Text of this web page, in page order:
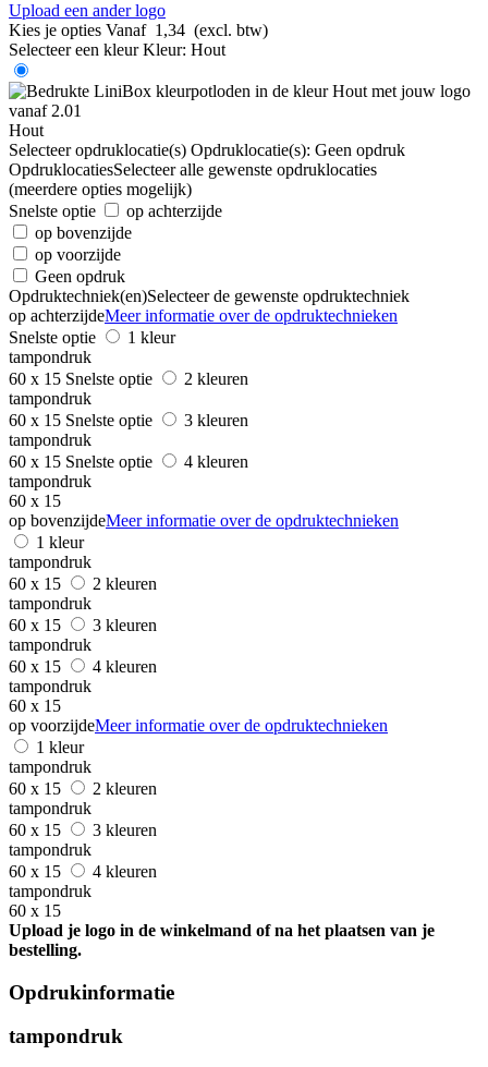
Upload een ander logo
Kies je opties Vanaf 1,34 (excl. btw)
Selecteer een kleur Kleur: Hout
Hout
Selecteer opdruklocatie(s) Opdruklocatie(s): Geen opdruk
OpdruklocatiesSelecteer alle gewenste opdruklocaties
(meerdere opties mogelijk)
Snelste optie
op achterzijde
op bovenzijde
op voorzijde
Geen opdruk
Opdruktechniek(en)Selecteer de gewenste opdruktechniek
op achterzijdeMeer informatie over de opdruktechnieken
Snelste optie
1 kleur
tampondruk
60 x 15 Snelste optie
2 kleuren
tampondruk
60 x 15 Snelste optie
3 kleuren
tampondruk
60 x 15 Snelste optie
4 kleuren
tampondruk
60 x 15
op bovenzijdeMeer informatie over de opdruktechnieken
1 kleur
tampondruk
60 x 15
2 kleuren
tampondruk
60 x 15
3 kleuren
tampondruk
60 x 15
4 kleuren
tampondruk
60 x 15
op voorzijdeMeer informatie over de opdruktechnieken
1 kleur
tampondruk
60 x 15
2 kleuren
tampondruk
60 x 15
3 kleuren
tampondruk
60 x 15
4 kleuren
tampondruk
60 x 15
Upload je logo in de winkelmand of na het plaatsen van je
bestelling.
Opdrukinformatie
tampondruk